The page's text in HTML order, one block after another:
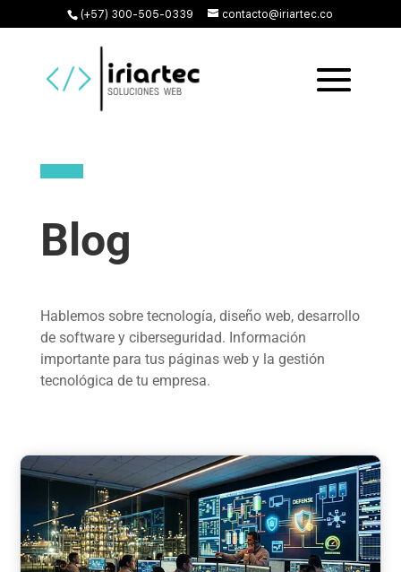
(+57) 300-505-0339 contacto@iriartec.co
Blog
Hablemos sobre tecnología, diseño web, desarrollo
de software y ciberseguridad. Información
importante para tus páginas web y la gestión
tecnológica de tu empresa.